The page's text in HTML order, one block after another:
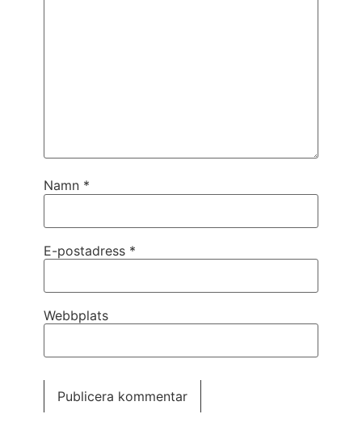
Namn *
E-postadress *
Webbplats